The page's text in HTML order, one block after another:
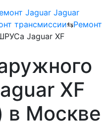
Jaguar Jaguar
трансмиссии⇆Ремонт
Jaguar XF
XF
в Москве